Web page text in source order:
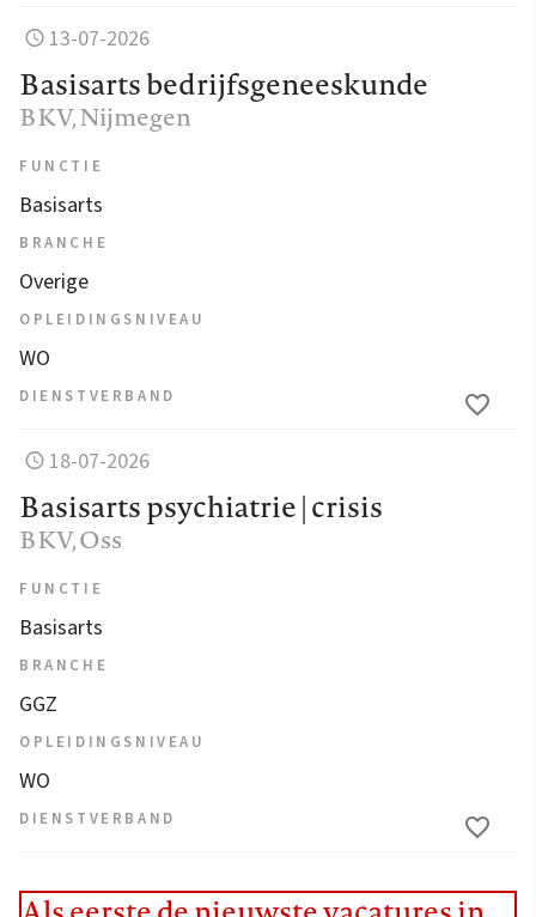
13-07-2026
Basisarts bedrijfsgeneeskunde
BKV, Nijmegen
FUNCTIE
Basisarts
BRANCHE
Overige
OPLEIDINGSNIVEAU
WO
DIENSTVERBAND
18-07-2026
Basisarts psychiatrie | crisis
BKV, Oss
FUNCTIE
Basisarts
BRANCHE
GGZ
OPLEIDINGSNIVEAU
WO
DIENSTVERBAND